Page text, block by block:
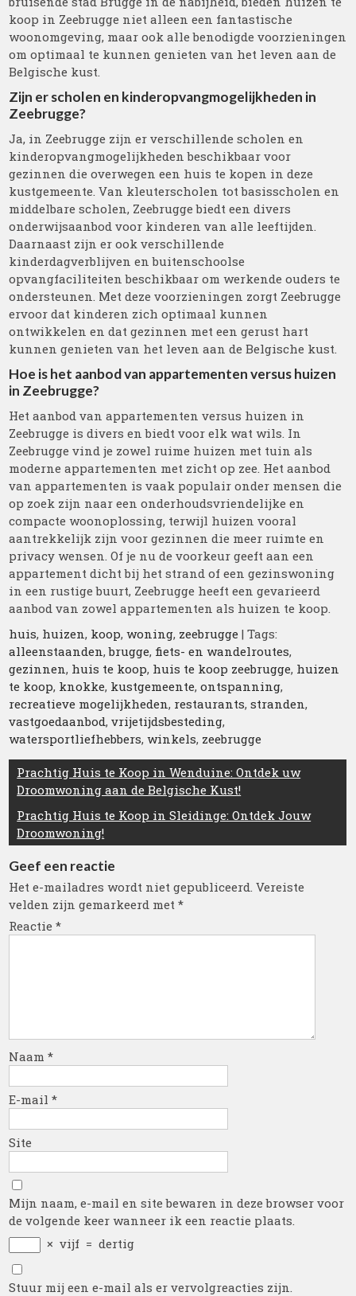
koop in Zeebrugge niet alleen een fantastische
woonomgeving, maar ook alle benodigde voorzieningen
om optimaal te kunnen genieten van het leven aan de
Belgische kust.
Zijn er scholen en kinderopvangmogelijkheden in
Zeebrugge?
Ja, in Zeebrugge zijn er verschillende scholen en
kinderopvangmogelijkheden beschikbaar voor
gezinnen die overwegen een huis te kopen in deze
kustgemeente. Van kleuterscholen tot basisscholen en
middelbare scholen, Zeebrugge biedt een divers
onderwijsaanbod voor kinderen van alle leeftijden.
Daarnaast zijn er ook verschillende
kinderdagverblijven en buitenschoolse
opvangfaciliteiten beschikbaar om werkende ouders te
ondersteunen. Met deze voorzieningen zorgt Zeebrugge
ervoor dat kinderen zich optimaal kunnen
ontwikkelen en dat gezinnen met een gerust hart
kunnen genieten van het leven aan de Belgische kust.
Hoe is het aanbod van appartementen versus huizen
in Zeebrugge?
Het aanbod van appartementen versus huizen in
Zeebrugge is divers en biedt voor elk wat wils. In
Zeebrugge vind je zowel ruime huizen met tuin als
moderne appartementen met zicht op zee. Het aanbod
van appartementen is vaak populair onder mensen die
op zoek zijn naar een onderhoudsvriendelijke en
compacte woonoplossing, terwijl huizen vooral
aantrekkelijk zijn voor gezinnen die meer ruimte en
privacy wensen. Of je nu de voorkeur geeft aan een
appartement dicht bij het strand of een gezinswoning
in een rustige buurt, Zeebrugge heeft een gevarieerd
aanbod van zowel appartementen als huizen te koop.
huis, huizen, koop,woning, zeebrugge | Tags:
alleenstaanden,brugge, fiets- en wandelroutes,
gezinnen, huis te koop, huis te koop zeebrugge, huizen
te koop, knokke, kustgemeente,ontspanning,
recreatieve mogelijkheden, restaurants,stranden,
vastgoedaanbod,vrijetijdsbesteding,
watersportliefhebbers,winkels, zeebrugge
Berichtnavigatie
Prachtig Huis te Koop in Wenduine: Ontdek uw
Droomwoning aan de Belgische Kust!
Prachtig Huis te Koop in Sleidinge: Ontdek Jouw
Droomwoning!
Geef een reactie
Het e-mailadres wordt niet gepubliceerd. Vereiste
velden zijn gemarkeerd met*
Reactie*
Naam*
E-mail*
Site
Mijn naam, e-mail en site bewaren in deze browser voor
de volgende keer wanneer ik een reactie plaats.
× vijf = dertig
Stuur mij een e-mail als er vervolgreacties zijn.